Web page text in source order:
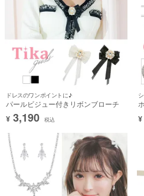
ドレスのワンポイントに♪
パールビジュー付きリボンブローチ
¥ 3,190 税込 ¥